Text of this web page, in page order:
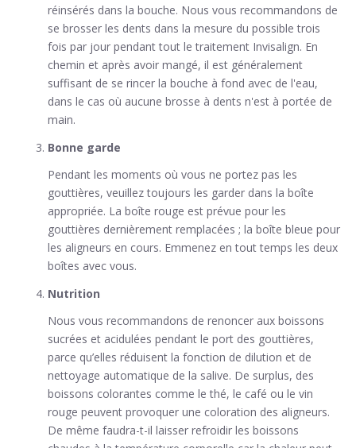
réinsérés dans la bouche. Nous vous recommandons de
se brosser les dents dans la mesure du possible trois
fois par jour pendant tout le traitement Invisalign. En
chemin et après avoir mangé, il est généralement
suffisant de se rincer la bouche à fond avec de l'eau,
dans le cas où aucune brosse à dents n'est à portée de
main.
Bonne garde
Pendant les moments où vous ne portez pas les
gouttières, veuillez toujours les garder dans la boîte
appropriée. La boîte rouge est prévue pour les
gouttières dernièrement remplacées ; la boîte bleue pour
les aligneurs en cours. Emmenez en tout temps les deux
boîtes avec vous.
Nutrition
Nous vous recommandons de renoncer aux boissons
sucrées et acidulées pendant le port des gouttières,
parce qu’elles réduisent la fonction de dilution et de
nettoyage automatique de la salive. De surplus, des
boissons colorantes comme le thé, le café ou le vin
rouge peuvent provoquer une coloration des aligneurs.
De même faudra-t-il laisser refroidir les boissons